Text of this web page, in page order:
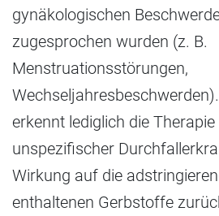
gynäkologischen
zugesprochen wurden (z. B.
Menstruationsstörungen,
erkennt lediglich die Therapie
unspezifischer
Wirkung auf die
enthaltenen Gerbstoffe